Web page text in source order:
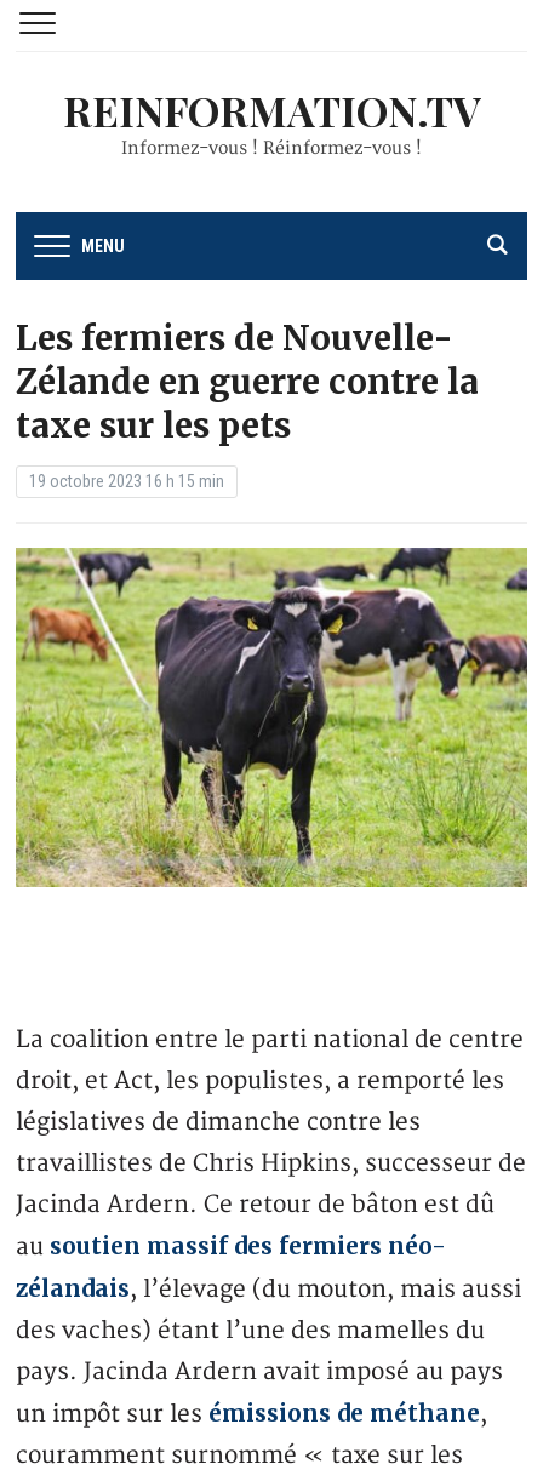
REINFORMATION.TV
Informez-vous ! Réinformez-vous !
MENU
Les fermiers de Nouvelle-
Zélande en guerre contre la
taxe sur les pets
19 octobre 2023 16 h 15 min
La coalition entre le parti national de centre
droit, et Act, les populistes, a remporté les
législatives de dimanche contre les
travaillistes de Chris Hipkins, successeur de
Jacinda Ardern. Ce retour de bâton est dû
au soutien massif des fermiers néo-
zélandais, l’élevage (du mouton, mais aussi
des vaches) étant l’une des mamelles du
pays. Jacinda Ardern avait imposé au pays
un impôt sur les émissions de méthane,
couramment surnommé « taxe sur les